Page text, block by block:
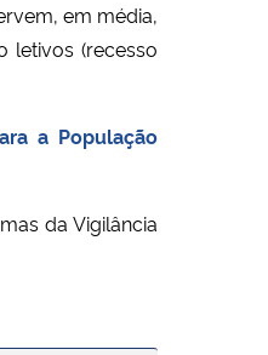
em média,
letivos (recesso
a População
da Vigilância